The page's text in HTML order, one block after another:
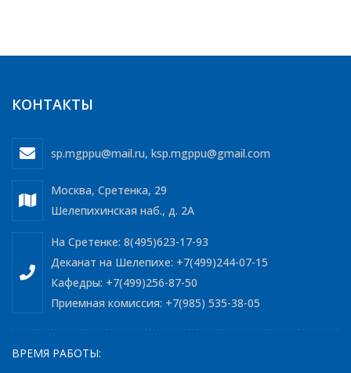
КОНТАКТЫ
sp.mgppu@mail.ru, ksp.mgppu@gmail.com
Москва, Сретенка, 29
Шелепихинская наб., д. 2А
На Сретенке: 8(495)623-17-93
Деканат на Шелепихе: +7(499)244-07-15
Кафедры: +7(499)256-87-50
Приемная комиссия: +7(985) 535-38-05
ВРЕМЯ РАБОТЫ: